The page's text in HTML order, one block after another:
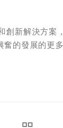
新解決方案
的發展的更